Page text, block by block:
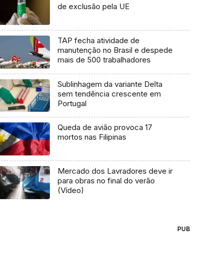
de exclusão pela UE
TAP fecha atividade de
manutenção no Brasil e despede
mais de 500 trabalhadores
Sublinhagem da variante Delta
sem tendência crescente em
Portugal
Queda de avião provoca 17
mortos nas Filipinas
Mercado dos Lavradores deve ir
para obras no final do verão
(Vídeo)
PUB